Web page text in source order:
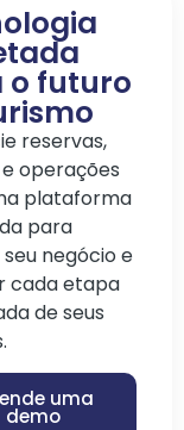
o futuro
reservas,
operações
plataforma
para
negócio e
cada etapa
de seus
uma
demo